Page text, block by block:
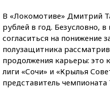
В «Локомотиве» Дмитрий
рублей в год. Безусловно,
согласиться на понижение
полузащитника
продолжения карьеры: это
лиги «Сочи» и «Крылья
представитель чемпионата